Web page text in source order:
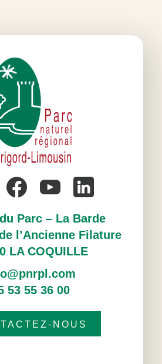
Parc – La Barde
l’Ancienne Filature
LA COQUILLE
53 55 36 00
NOUS